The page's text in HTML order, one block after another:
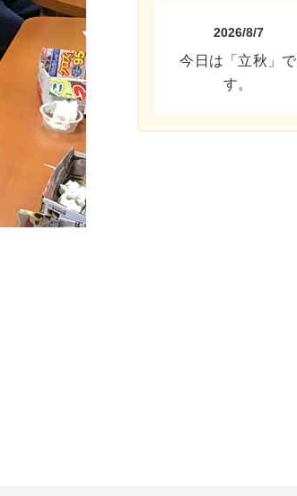
2026/8/7
今日は「立秋」で
す。